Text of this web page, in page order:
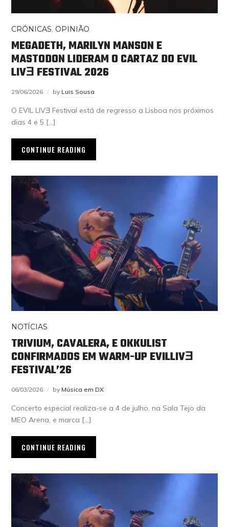
CRÓNICAS OPINIÃO
MEGADETH, MARILYN MANSON E
MASTODON LIDERAM O CARTAZ DO EVIL
LIVƎ FESTIVAL 2026
29/06/2026 by Luis Sousa
O EVIL LIVƎ Festival está de regresso a Lisboa nos próximos
dias 4 e 5 […]
CONTINUE READING
NOTÍCIAS
TRIVIUM, CAVALERA, E OKKULIST
CONFIRMADOS EM WARM-UP EVILLIVƎ
FESTIVAL’26
06/03/2026 by Música em DX
Concerto especial realiza-se a 4 de julho, na Sala Tejo da
MEO Arena, e marca […]
CONTINUE READING